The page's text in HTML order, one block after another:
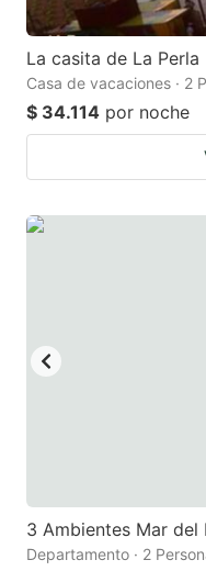
changing
dates.
La casita de La Perla
Casa de vacaciones · 2
$ 34.114 por noche
3 Ambientes Mar del
Departamento · 2